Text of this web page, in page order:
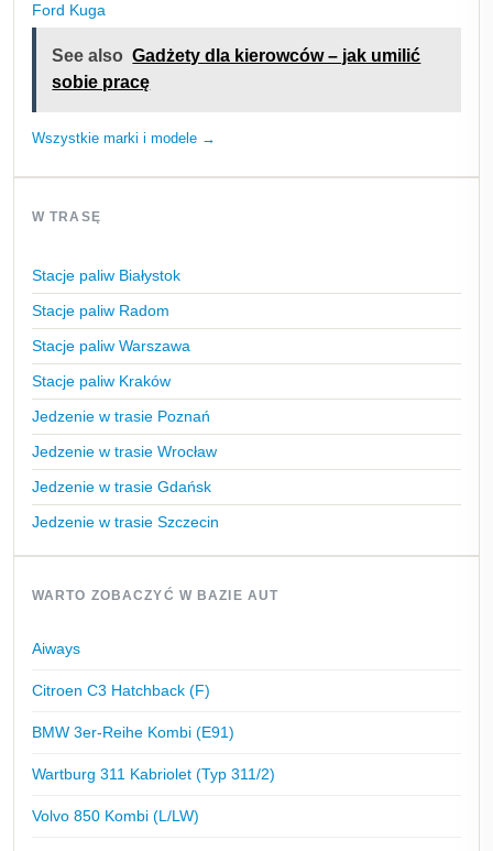
Ford Kuga
See also Gadżety dla kierowców – jak umilić
sobie pracę
Wszystkie marki i modele →
W TRASĘ
Stacje paliw Białystok
Stacje paliw Radom
Stacje paliw Warszawa
Stacje paliw Kraków
Jedzenie w trasie Poznań
Jedzenie w trasie Wrocław
Jedzenie w trasie Gdańsk
Jedzenie w trasie Szczecin
WARTO ZOBACZYĆ W BAZIE AUT
Aiways
Citroen C3 Hatchback (F)
BMW 3er-Reihe Kombi (E91)
Wartburg 311 Kabriolet (Typ 311/2)
Volvo 850 Kombi (L/LW)